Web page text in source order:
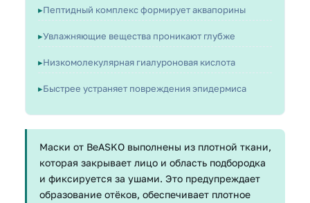
Пептидный комплекс формирует аквапорины
Увлажняющие вещества проникают глубже
Низкомолекулярная гиалуроновая кислота
Быстрее устраняет повреждения эпидермиса
Маски от BeASKO выполнены из плотной ткани,
которая закрывает лицо и область подбородка
и фиксируется за ушами. Это предупреждает
образование отёков, обеспечивает плотное